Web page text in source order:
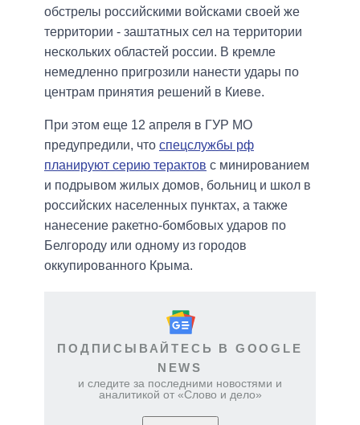
обстрелы российскими войсками своей же
территории - заштатных сел на территории
нескольких областей россии. В кремле
немедленно пригрозили нанести удары по
центрам принятия решений в Киеве.
При этом еще 12 апреля в ГУР МО
предупредили, что спецслужбы рф
планируют серию терактов с минированием
и подрывом жилых домов, больниц и школ в
российских населенных пунктах, а также
нанесение ракетно-бомбовых ударов по
Белгороду или одному из городов
оккупированного Крыма.
ПОДПИСЫВАЙТЕСЬ В GOOGLE
NEWS
и следите за последними новостями и
аналитикой от «Слово и дело»